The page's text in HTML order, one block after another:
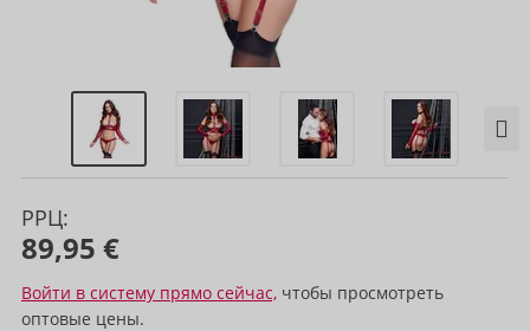
РРЦ:
89,95 €
Войти в систему прямо сейчас, чтобы просмотреть
оптовые цены.